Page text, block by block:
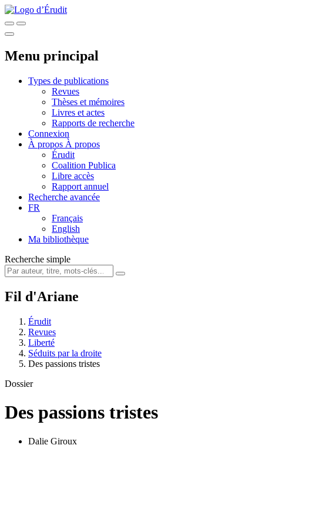
Menu principal
Types de publications
Revues
Thèses et mémoires
Livres et actes
Rapports de recherche
Connexion
À propos À propos
Érudit
Coalition Publica
Libre accès
Rapport annuel
Recherche avancée
FR
Français
English
Ma bibliothèque
Recherche simple
Fil d'Ariane
Érudit
Revues
Liberté
Séduits par la droite
Des passions tristes
Dossier
Des passions tristes
Dalie Giroux